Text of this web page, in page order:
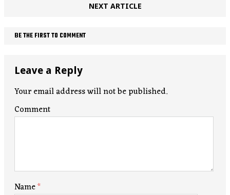
NEXT ARTICLE
BE THE FIRST TO COMMENT
Leave a Reply
Your email address will not be published.
Comment
Name*